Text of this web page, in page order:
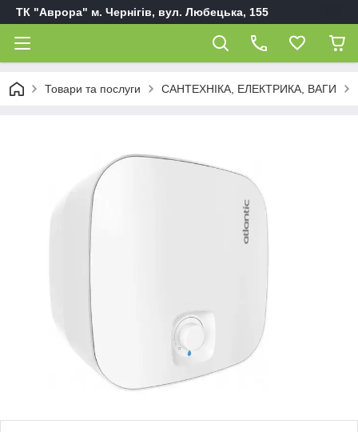
ТК "Аврора" м. Чернігів, вул. Любецька, 155
Товари та послуги САНТЕХНІКА, ЕЛЕКТРИКА, ВАГИ